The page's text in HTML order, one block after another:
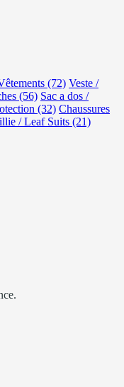
(72) Veste /
(56) Sac a dos /
(32) Chaussures
/ Leaf Suits (21)